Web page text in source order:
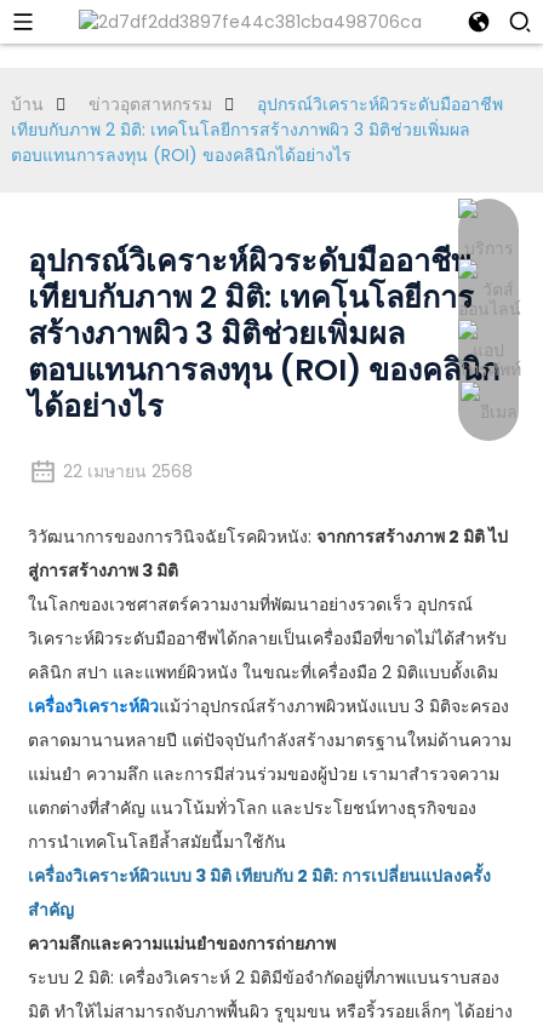
บ้าน ข่าวอุตสาหกรรม
อุปกรณ์วิเคราะห์ผิวระดับมืออาชีพ
เทียบกับภาพ 2 มิติ: เทคโนโลยีการสร้างภาพผิว 3 มิติช่วยเพิ่มผล
ตอบแทนการลงทุน (ROI) ของคลินิกได้อย่างไร
อุปกรณ์วิเคราะห์ผิวระดับมืออาชีพ
เทียบกับภาพ 2 มิติ: เทคโนโลยีการ
สร้างภาพผิว 3 มิติช่วยเพิ่มผล
ตอบแทนการลงทุน (ROI) ของคลินิก
ได้อย่างไร
22 เมษายน 2568
วิวัฒนาการของการวินิจฉัยโรคผิวหนัง: จากการสร้างภาพ 2 มิติ ไป
สู่การสร้างภาพ 3 มิติ
ในโลกของเวชศาสตร์ความงามที่พัฒนาอย่างรวดเร็ว อุปกรณ์
วิเคราะห์ผิวระดับมืออาชีพได้กลายเป็นเครื่องมือที่ขาดไม่ได้สำหรับ
คลินิก สปา และแพทย์ผิวหนัง ในขณะที่เครื่องมือ 2 มิติแบบดั้งเดิม
เครื่องวิเคราะห์ผิวแม้ว่าอุปกรณ์สร้างภาพผิวหนังแบบ 3 มิติจะครอง
ตลาดมานานหลายปี แต่ปัจจุบันกำลังสร้างมาตรฐานใหม่ด้านความ
แม่นยำ ความลึก และการมีส่วนร่วมของผู้ป่วย เรามาสำรวจความ
แตกต่างที่สำคัญ แนวโน้มทั่วโลก และประโยชน์ทางธุรกิจของ
การนำเทคโนโลยีล้ำสมัยนี้มาใช้กัน
เครื่องวิเคราะห์ผิวแบบ 3 มิติ เทียบกับ 2 มิติ: การเปลี่ยนแปลงครั้ง
สำคัญ
ความลึกและความแม่นยำของการถ่ายภาพ
ระบบ 2 มิติ: เครื่องวิเคราะห์ 2 มิติมีข้อจำกัดอยู่ที่ภาพแบนราบสอง
มิติ ทำให้ไม่สามารถจับภาพพื้นผิว รูขุมขน หรือริ้วรอยเล็กๆ ได้อย่าง